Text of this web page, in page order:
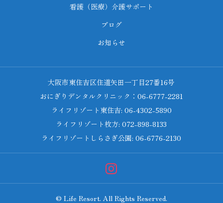
看護（医療）介護サポート
ブログ
お知らせ
大阪市東住吉区住道矢田一丁目27番16号
おにぎりデンタルクリニック：06-6777-2281
ライフリゾート東住吉: 06-4302-5890
ライフリゾート枚方: 072-898-8133
ライフリゾートしらさぎ公園: 06-6776-2130
© Life Resort. All Rights Reserved.